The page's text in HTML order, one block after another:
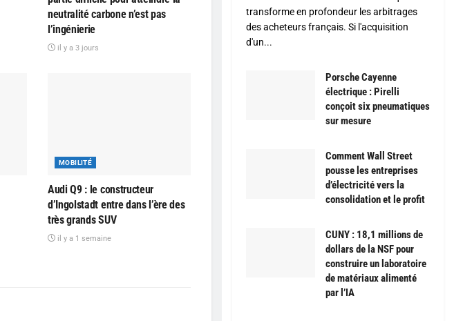
neutralité carbone n’est pas
l’ingénierie
il y a 3 jours
MOBILITÉ
Audi Q9 : le constructeur
d’Ingolstadt entre dans l’ère des
très grands SUV
il y a 1 semaine
transforme en profondeur les arbitrages
des acheteurs français. Si l'acquisition
d'un...
Porsche Cayenne
électrique : Pirelli
conçoit six pneumatiques
sur mesure
Comment Wall Street
pousse les entreprises
d’électricité vers la
consolidation et le profit
CUNY : 18,1 millions de
dollars de la NSF pour
construire un laboratoire
de matériaux alimenté
par l’IA